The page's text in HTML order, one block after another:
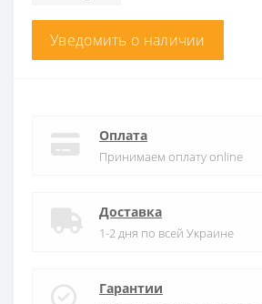
Уведомить о наличии
Оплата
Принимаем оплату online
Доставка
1-2 дня по всей Украине
Гарантии